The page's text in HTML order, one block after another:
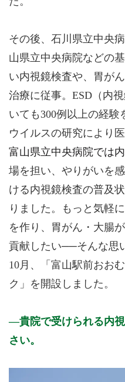
その後、石川県立中央
山県立中央病院などの
い内視鏡検査や、胃が
治療に従事。ESD（内
いても300例以上の経験
ウイルスの研究により
富山県立中央病院では
場を担い、やりがいを
ける内視鏡検査の普及
りました。もっと気軽
を作り、胃がん・大腸
貢献したい──そんな思
10月、「富山駅前おお
ク」を開設しました。
貴院で受けられる内
さい。